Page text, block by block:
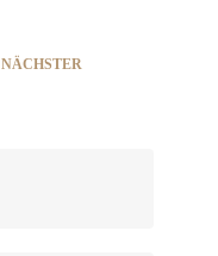
NÄCHSTER